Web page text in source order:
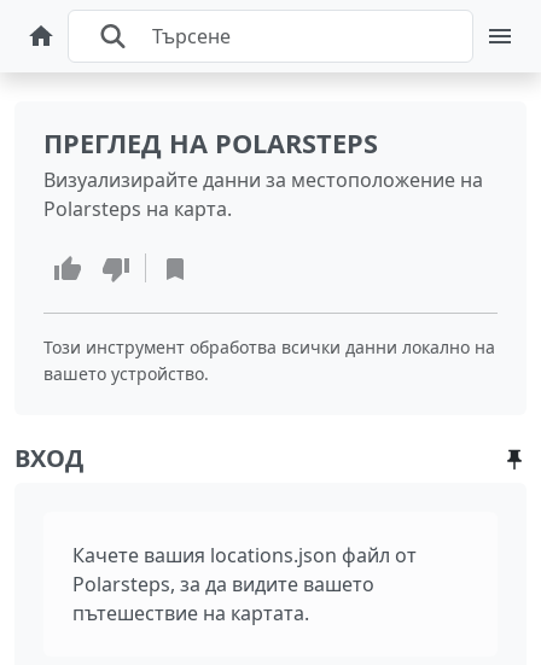
ПРЕГЛЕД НА POLARSTEPS
Визуализирайте данни за местоположение на
Polarsteps на карта.
Този инструмент обработва всички данни локално на
вашето устройство.
ВХОД
Качете вашия locations.json файл от
Polarsteps, за да видите вашето
пътешествие на картата.